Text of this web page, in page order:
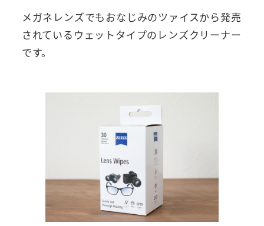
メガネレンズでもおなじみのツァイスから発売
されているウェットタイプのレンズクリーナー
です。